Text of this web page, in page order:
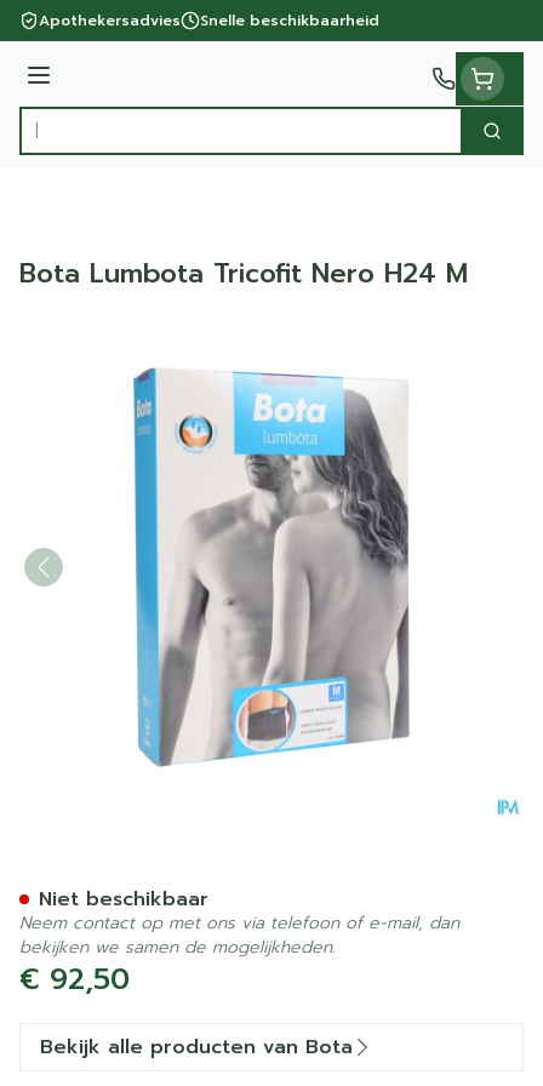
Ga naar de inhoud
Apothekersadvies Snelle beschikbaarheid
Menu
Product, merk, categorie...
Zoek
Bota Lumbota Tricofit Nero H24 M
€ 92,50
Niet beschikbaar
Neem contact op met ons via telefoon of e-mail, dan
bekijken we samen de mogelijkheden.
Bekijk alle producten van Bota